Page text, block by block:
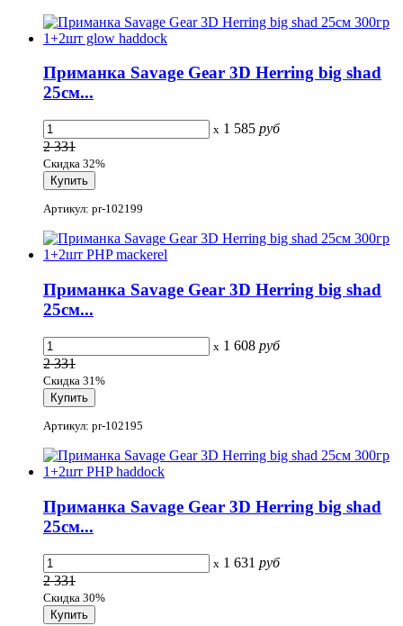
Приманка Savage Gear 3D Herring big shad
25см...
x 1 585 руб
2 331
Скидка 32%
Артикул: pr-102199
Приманка Savage Gear 3D Herring big shad
25см...
x 1 608 руб
2 331
Скидка 31%
Артикул: pr-102195
Приманка Savage Gear 3D Herring big shad
25см...
x 1 631 руб
2 331
Скидка 30%